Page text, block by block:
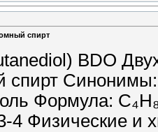
спирт
BDO
спирт Синонимы:
Формула:
4 Физические и